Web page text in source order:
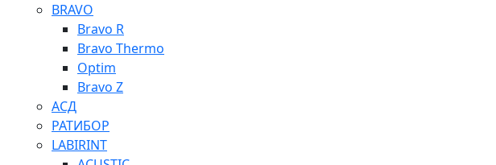
BRAVO
Bravo R
Bravo Thermo
Optim
Bravo Z
АСД
РАТИБОР
LABIRINT